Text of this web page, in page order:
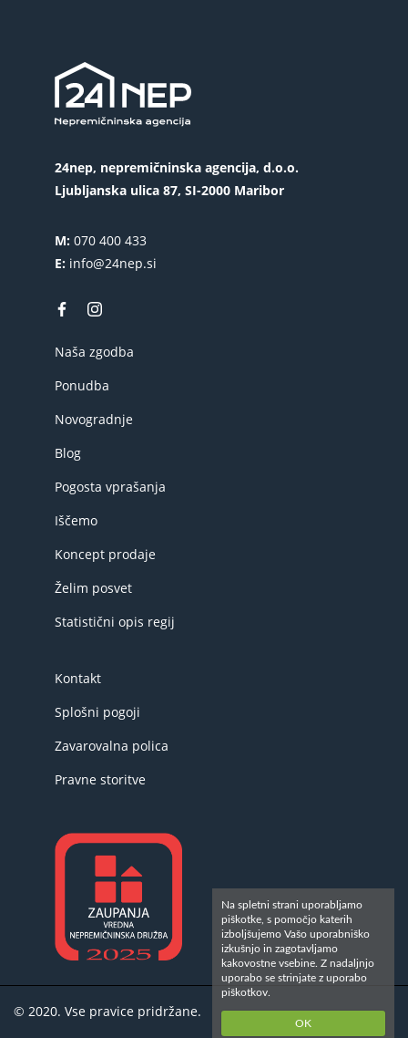
24nep, nepremičninska agencija, d.o.o.
Ljubljanska ulica 87, SI-2000 Maribor
M: 070 400 433
E: info@24nep.si
Naša zgodba
Ponudba
Novogradnje
Blog
Pogosta vprašanja
Iščemo
Koncept prodaje
Želim posvet
Statistični opis regij
Kontakt
Splošni pogoji
Zavarovalna polica
Pravne storitve
© 2020. Vse pravice pridržane.
Na spletni strani uporabljamo
piškotke, s pomočjo katerih
izboljšujemo Vašo uporabniško
izkušnjo in zagotavljamo
kakovostne vsebine. Z nadaljnjo
uporabo se strinjate z uporabo
piškotkov.
OK